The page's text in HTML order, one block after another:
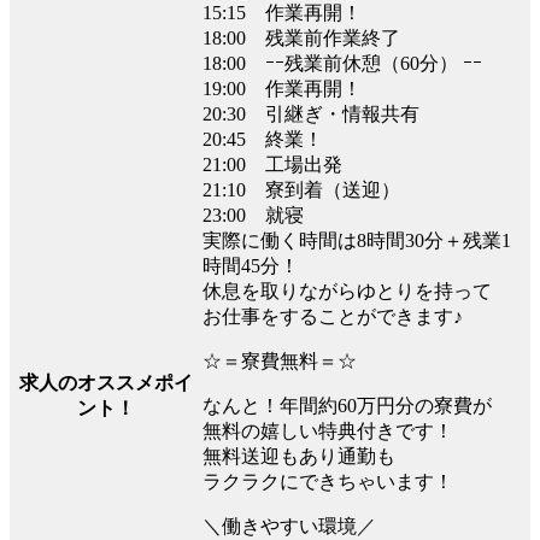
求人のオススメポイ
ント！
15:15 作業再開！
18:00 残業前作業終了
18:00 ｰｰ残業前休憩（60分） ｰｰ
19:00 作業再開！
20:30 引継ぎ・情報共有
20:45 終業！
21:00 工場出発
21:10 寮到着（送迎）
23:00 就寝
実際に働く時間は8時間30分＋残業1
時間45分！
休息を取りながらゆとりを持って
お仕事をすることができます♪
☆＝寮費無料＝☆
なんと！年間約60万円分の寮費が
無料の嬉しい特典付きです！
無料送迎もあり通勤も
ラクラクにできちゃいます！
＼働きやすい環境／